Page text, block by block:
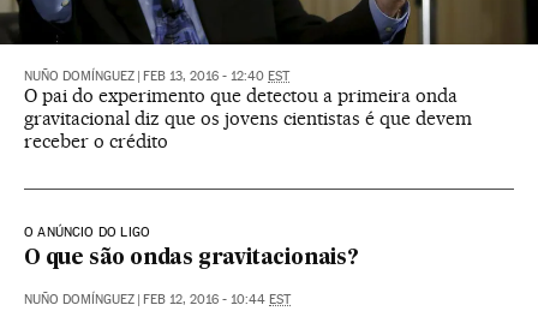
NUÑO DOMÍNGUEZ FEB 13, 2016 - 12:40 EST
O pai do experimento que detectou a primeira onda
gravitacional diz que os jovens cientistas é que devem
receber o crédito
O ANÚNCIO DO LIGO
O que são ondas gravitacionais?
NUÑO DOMÍNGUEZ FEB 12, 2016 - 10:44 EST